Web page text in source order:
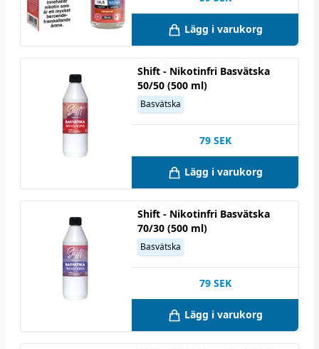
Lägg i varukorg
Shift - Nikotinfri Basvätska
50/50 (500 ml)
Basvätska
79 SEK
Lägg i varukorg
Shift - Nikotinfri Basvätska
70/30 (500 ml)
Basvätska
79 SEK
Lägg i varukorg